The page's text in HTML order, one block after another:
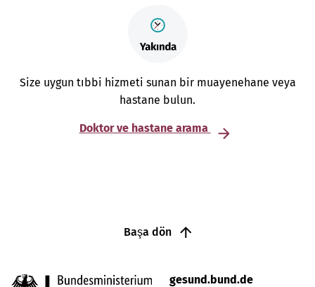
Size uygun tıbbi hizmeti sunan bir muayenehane veya
hastane bulun.
Doktor ve hastane arama
Başa dön
gesund.bund.de